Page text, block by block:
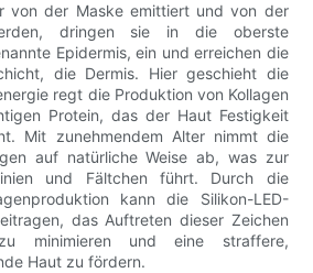
von der Maske emittiert und von der
dringen sie in die oberste
Epidermis, ein und erreichen die
die Dermis. Hier geschieht die
regt die Produktion von Kollagen
Protein, das der Haut Festigkeit
Mit zunehmendem Alter nimmt die
auf natürliche Weise ab, was zur
und Fältchen führt. Durch die
kann die Silikon-LED-
das Auftreten dieser Zeichen
minimieren und eine straffere,
Haut zu fördern.